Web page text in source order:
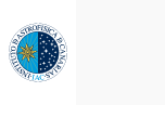
al
contenido
principal